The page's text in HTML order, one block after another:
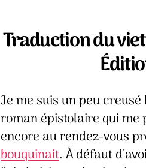
Traduction du
Je me suis un peu
roman épistolaire qui
encore au rendez-vous
bouquinait. À défaut